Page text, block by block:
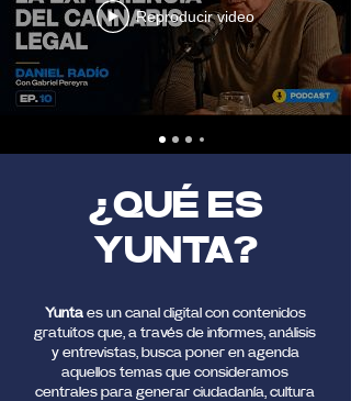
Reproducir video
¿QUÉ ES
YUNTA?
Yuntaes un canal digital con contenidos
gratuitos que, a través de informes, análisis
y entrevistas, busca poner en agenda
aquellos temas que consideramos
centrales para generar ciudadanía, cultura